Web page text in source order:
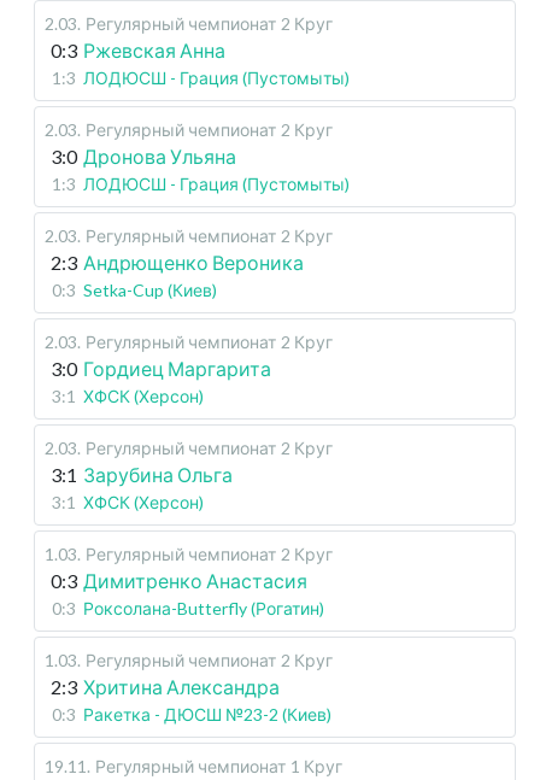
2.03. Регулярный чемпионат 2 Круг
0:3 Ржевская Анна
1:3 ЛОДЮСШ - Грация (Пустомыты)
2.03. Регулярный чемпионат 2 Круг
3:0 Дронова Ульяна
1:3 ЛОДЮСШ - Грация (Пустомыты)
2.03. Регулярный чемпионат 2 Круг
2:3 Андрющенко Вероника
0:3 Setka-Cup (Киев)
2.03. Регулярный чемпионат 2 Круг
3:0 Гордиец Маргарита
3:1 ХФСК (Херсон)
2.03. Регулярный чемпионат 2 Круг
3:1 Зарубина Ольга
3:1 ХФСК (Херсон)
1.03. Регулярный чемпионат 2 Круг
0:3 Димитренко Анастасия
0:3 Роксолана-Butterfly (Рогатин)
1.03. Регулярный чемпионат 2 Круг
2:3 Хритина Александра
0:3 Ракетка - ДЮСШ №23-2 (Киев)
19.11 . Регулярный чемпионат 1 Круг